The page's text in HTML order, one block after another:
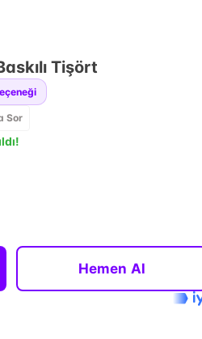
Tişört
Sor
Hemen Al